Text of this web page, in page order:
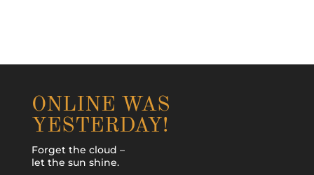
ONLINE WAS
YESTERDAY!
Forget the cloud –
let the sun shine.